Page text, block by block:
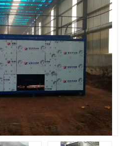
粪污烘干酶体机
纳米膜发酵
分子膜堆肥仓